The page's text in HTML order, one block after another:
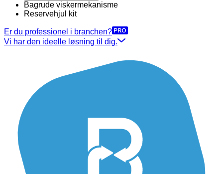
Bagrude viskermekanisme
Reservehjul kit
Er du professionel i branchen?
Vi har den ideelle løsning til dig.